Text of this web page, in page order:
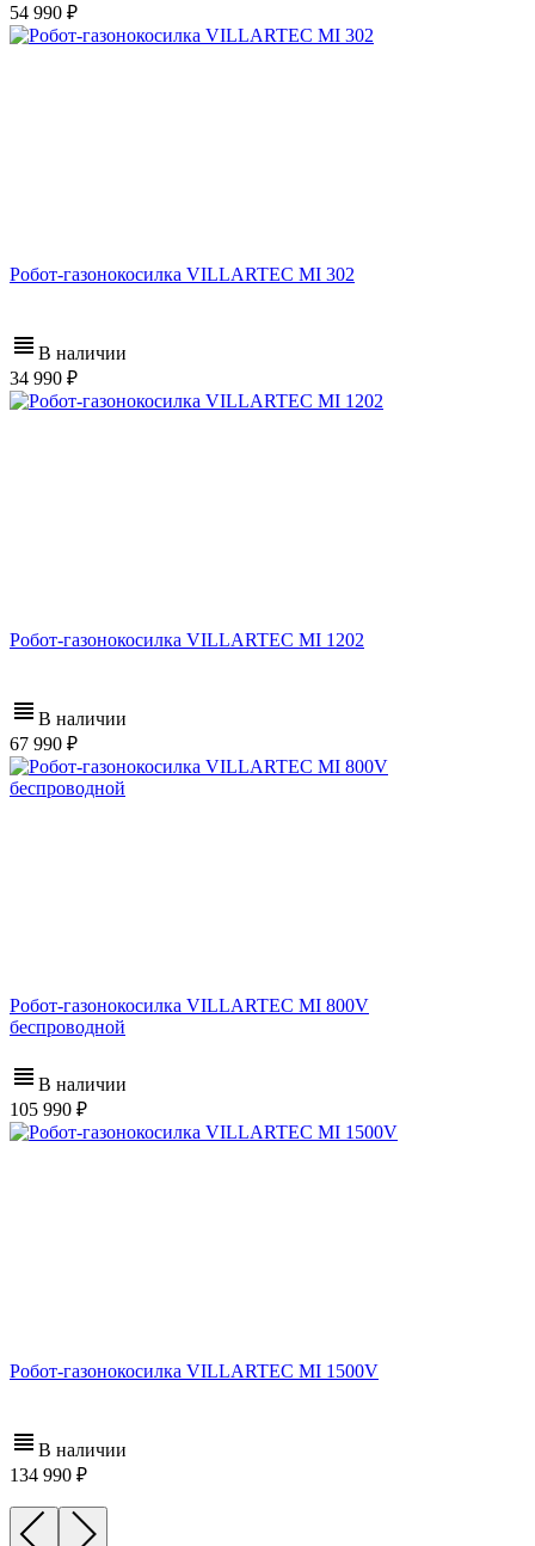
54 990
Робот-газонокосилка VILLARTEC MI 302
В наличии
34 990
Робот-газонокосилка VILLARTEC MI 1202
В наличии
67 990
Робот-газонокосилка VILLARTEC MI 800V
беспроводной
В наличии
105 990
Робот-газонокосилка VILLARTEC MI 1500V
В наличии
134 990